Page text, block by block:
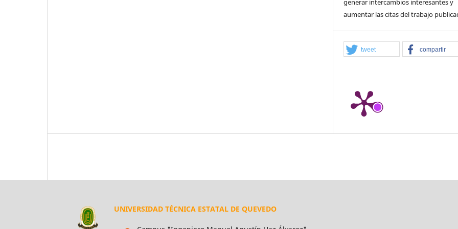
generar intercambios interesantes y
aumentar las citas del trabajo
tweet compartir
UNIVERSIDAD TÉCNICA ESTATAL DE QUEVEDO